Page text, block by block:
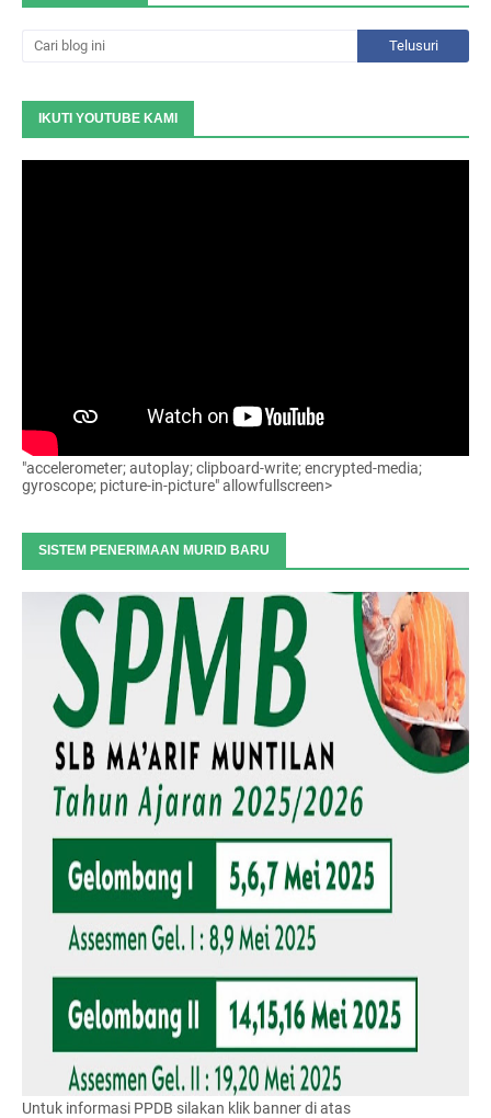
IKUTI YOUTUBE KAMI
"accelerometer; autoplay; clipboard-write; encrypted-media;
gyroscope; picture-in-picture" allowfullscreen>
SISTEM PENERIMAAN MURID BARU
Untuk informasi PPDB silakan klik banner di atas